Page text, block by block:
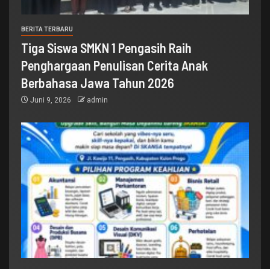
BERITA TERBARU
Tiga Siswa SMKN 1 Pengasih Raih
Penghargaan Penulisan Cerita Anak
Berbahasa Jawa Tahun 2026
Juni 9, 2026 admin